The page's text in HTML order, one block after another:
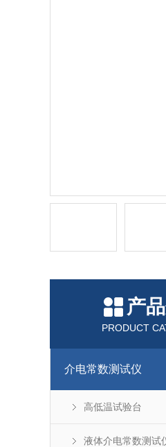
产
PRODUCT
介电常数测试仪
高低温试验台
液体介电常数测试